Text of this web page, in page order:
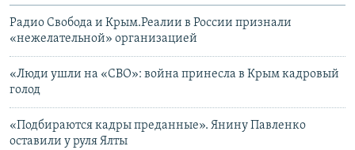
Радио Свобода и Крым.Реалии в России признали
«нежелательной» организацией
«Люди ушли на «СВО»: война принесла в Крым кадровый
голод
«Подбираются кадры преданные». Янину Павленко
оставили у руля Ялты